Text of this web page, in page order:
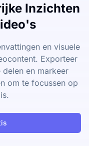
Inzichten
en visuele
Exporteer
en markeer
om te focussen op